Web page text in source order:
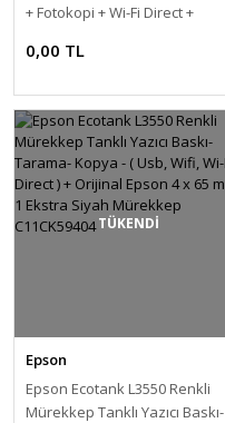
+ Fotokopi + Wi-Fi Direct +
Yazıcı C11CJ63411
0,00 TL
TÜKENDİ
Epson
Epson Ecotank L3550 Renkli
Mürekkep Tanklı Yazıcı Baskı-